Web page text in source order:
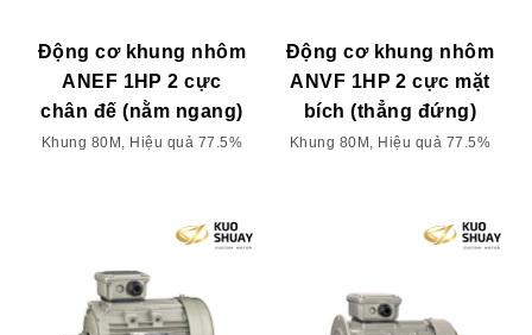
Động cơ khung nhôm
ANEF 1HP 2 cực
chân đế (nằm ngang)
Khung 80M, Hiệu quả 77.5%
Động cơ khung nhôm
ANVF 1HP 2 cực mặt
bích (thẳng đứng)
Khung 80M, Hiệu quả 77.5%